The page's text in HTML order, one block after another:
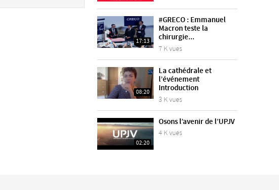
17:13
#GRECO : Emmanuel
Macron teste la
chirurgie...
7 K vues
08:20
La cathédrale et
l’événement
Introduction
3 K vues
02:20
Osons l’avenir de l’UPJV
4 K vues